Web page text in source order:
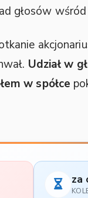
głosów
Udział w
w spółce
za